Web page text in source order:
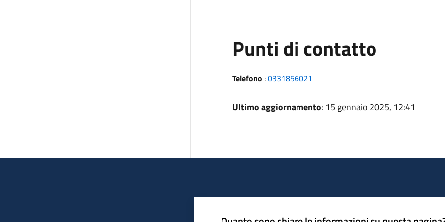
Punti di contatto
Telefono :0331856021
Ultimo aggiornamento: 15 gennaio 2025, 12:41